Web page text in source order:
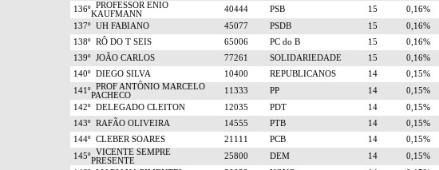
136º PROFESSOR ENIO
KAUFMANN
40444 PSB 15
137º UH FABIANO 45077 PSDB 15
138º RÔ DO T SEIS 65006 PC do B 15
139º JOÃO CARLOS 77261 SOLIDARIEDADE 15
140º DIEGO SILVA 10400 REPUBLICANOS 14
141º PROF ANTÔNIO MARCELO
PACHECO
11333 PP 14
142º DELEGADO CLEITON 12035 PDT 14
143º RAFÃO OLIVEIRA 14555 PTB 14
144º CLEBER SOARES 21111 PCB 14
145º VICENTE SEMPRE
PRESENTE
25800 DEM 14